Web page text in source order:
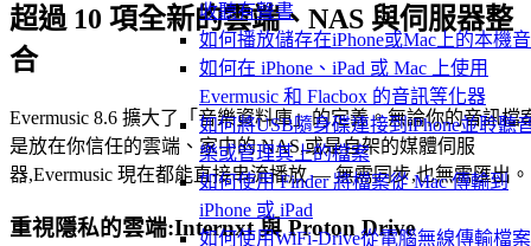
收聽有聲書
如何播放儲存在iPhone或Mac上的本機
如何在 iPhone、iPad 或 Mac 上使用
Evermusic 和 Flacbox 的音訊等化器
如何將USB隨身碟連接到iPhone並聆聽
樂或管理其上的檔案
如何使用 Finder 將檔案從 Mac 傳輸到
iPhone 或 iPad
如何使用WiFi-Drive從電腦無線傳輸檔
超過 10 項全新的雲端、NAS 與伺服器整
合
Evermusic 8.6 擴大了「音樂資料庫」的定義。無論你的音訊檔
是放在你信任的雲端、家中的 NAS,或是自架的媒體伺服
器,Evermusic 現在都能直接串流播放 — 無需同步,也無需匯出。
重視隱私的雲端:Internxt 與 Proton Drive